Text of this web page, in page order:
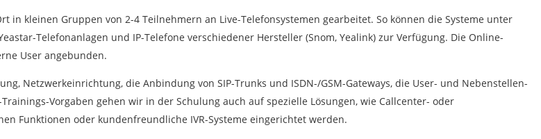
kleinen Gruppen von 2-4 Teilnehmern an Live-Telefonsystemen gearbeitet. So können die Systeme unter
Telefonanlagen und IP-Telefone verschiedener Hersteller (Snom, Yealink) zur Verfügung. Die Online-
User angebunden.
Netzwerkeinrichtung, die Anbindung von SIP-Trunks und ISDN-/GSM-Gateways, die User- und Nebenstellen-
Vorgaben gehen wir in der Schulung auch auf spezielle Lösungen, wie Callcenter- oder
Funktionen oder kundenfreundliche IVR-Systeme eingerichtet werden.